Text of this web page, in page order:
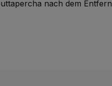
nach dem